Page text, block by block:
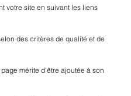
votre site en suivant les liens
des critères de qualité et de
mérite d'être ajoutée à son